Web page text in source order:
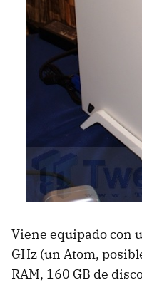
Viene equipado con
GHz (un Atom,
RAM, 160 GB de